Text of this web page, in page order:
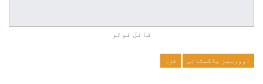
فائل فوٹو
اوورسیز پاکستانی غزہ